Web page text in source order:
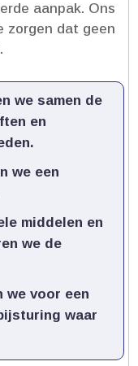
aanpak.​ Ons
zorgen dat geen
we samen de
en
we een
middelen en
we de
we voor een
waar